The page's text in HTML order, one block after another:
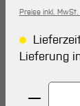
Preise inkl.
Lieferung
Produkt